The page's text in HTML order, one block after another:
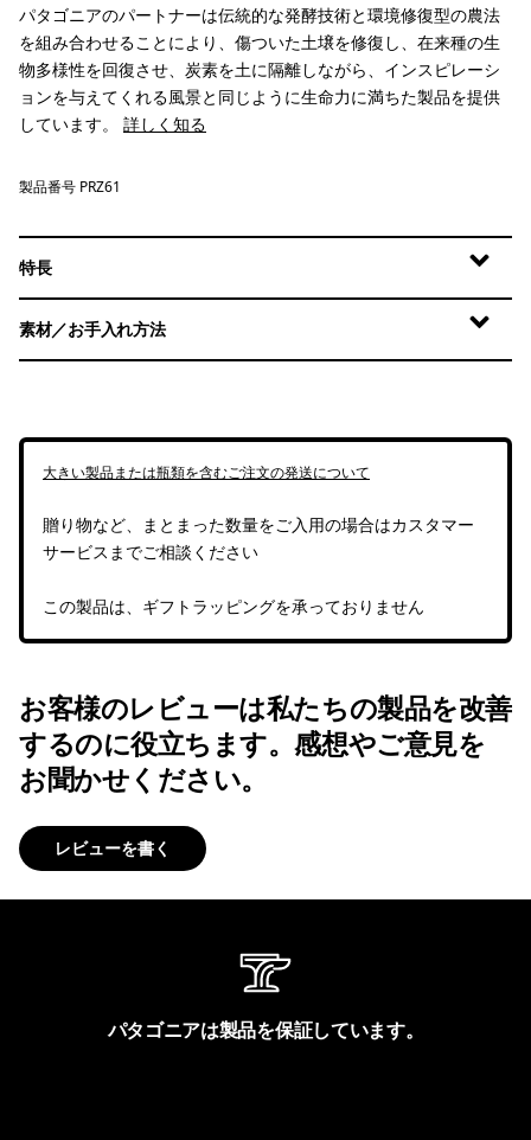
パタゴニアのパートナーは伝統的な発酵技術と環境修復型の農法
を組み合わせることにより、傷ついた土壌を修復し、在来種の生
物多様性を回復させ、炭素を土に隔離しながら、インスピレーシ
ョンを与えてくれる風景と同じように生命力に満ちた製品を提供
しています。 詳しく知る
製品番号 PRZ61
特長
素材／お手入れ方法
大きい製品または瓶類を含むご注文の発送について
贈り物など、まとまった数量をご入用の場合はカスタマー
サービスまでご相談ください
この製品は、ギフトラッピングを承っておりません
お客様のレビューは私たちの製品を改善
するのに役立ちます。感想やご意見を
お聞かせください。
レビューを書く
パタゴニアは製品を保証しています。